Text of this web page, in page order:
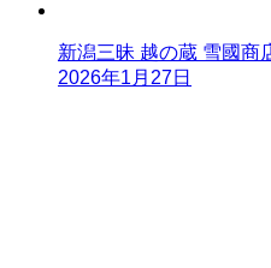
新潟三昧 越の蔵 雪國商
2026年1月27日